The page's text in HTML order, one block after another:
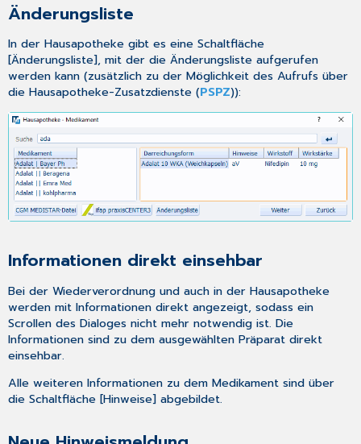
Rezeptbedruckung
Änderungsliste
In derHausapotheke gibt es eine Schaltfläche
[Änderungsliste], mit der die Änderungsliste aufgerufen
werden kann (zusätzlich zu der Möglichkeit des Aufrufs über
dieHausapotheke-Zusatzdienste (PSPZ)):
Informationen direkt einsehbar
Bei der Wiederverordnung und auch in derHausapotheke
werden mit Informationen direkt angezeigt, sodass ein
Scrollen des Dialoges nicht mehr notwendig ist. Die
Informationen sind zu dem ausgewählten Präparat direkt
einsehbar.
Alle weiteren Informationen zu dem Medikament sind über
die Schaltfläche [Hinweise] abgebildet.